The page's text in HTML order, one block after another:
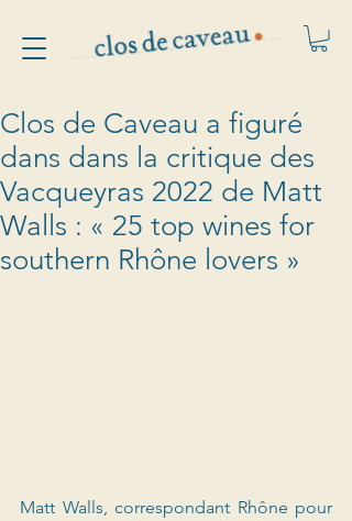
Clos de Caveau a figuré
dans dans la critique des
Vacqueyras 2022 de Matt
Walls : « 25 top wines for
southern Rhône lovers »
Matt Walls, correspondant Rhône pour